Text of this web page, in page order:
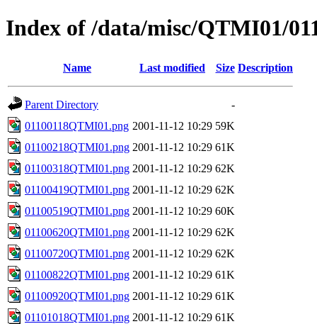
Index of /data/misc/QTMI01/
Name Last modified Size Description
Parent Directory
-
01100118QTMI01.png 2001-11-12 10:29 59K
01100218QTMI01.png 2001-11-12 10:29 61K
01100318QTMI01.png 2001-11-12 10:29 62K
01100419QTMI01.png 2001-11-12 10:29 62K
01100519QTMI01.png 2001-11-12 10:29 60K
01100620QTMI01.png 2001-11-12 10:29 62K
01100720QTMI01.png 2001-11-12 10:29 62K
01100822QTMI01.png 2001-11-12 10:29 61K
01100920QTMI01.png 2001-11-12 10:29 61K
01101018QTMI01.png 2001-11-12 10:29 61K